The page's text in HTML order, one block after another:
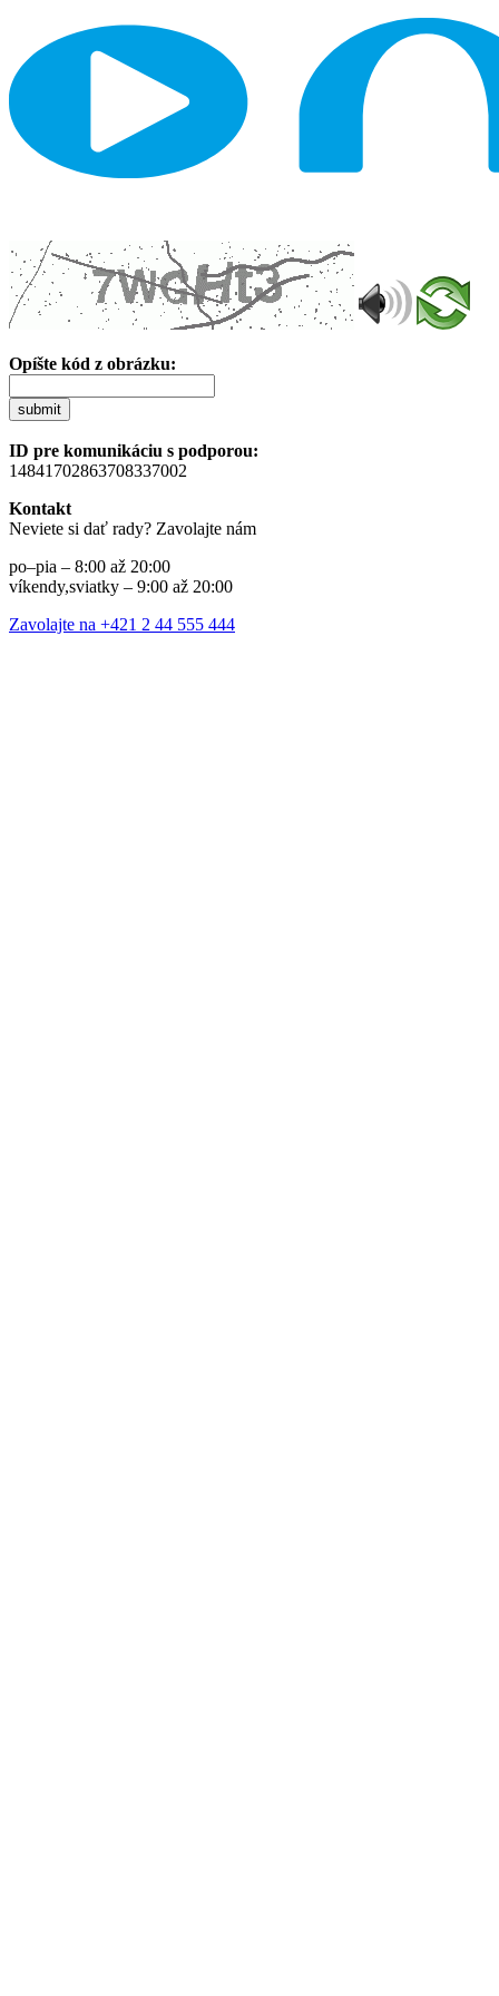
Opíšte kód z obrázku:
submit
ID pre komunikáciu s podporou:
14841702863708337002
Kontakt
Neviete si dať rady? Zavolajte nám
po–pia – 8:00 až 20:00
víkendy,sviatky – 9:00 až 20:00
Zavolajte na +421 2 44 555 444